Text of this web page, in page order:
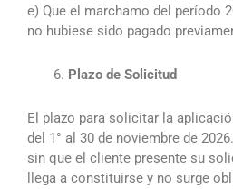
e) Que el marchamo del período
no hubiese sido pagado
⁠Plazo de Solicitud
El plazo para solicitar la
del 1° al 30 de noviembre de
sin que el cliente presente su
llega a constituirse y no surge